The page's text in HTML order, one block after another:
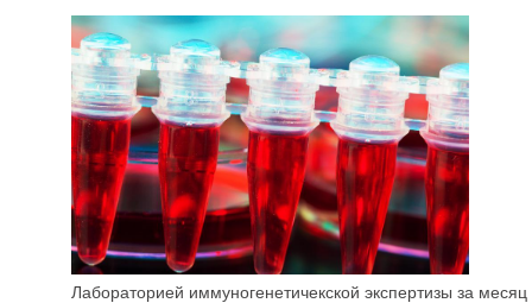
Лабораторией иммуногенетичекской экспертизы за месяц